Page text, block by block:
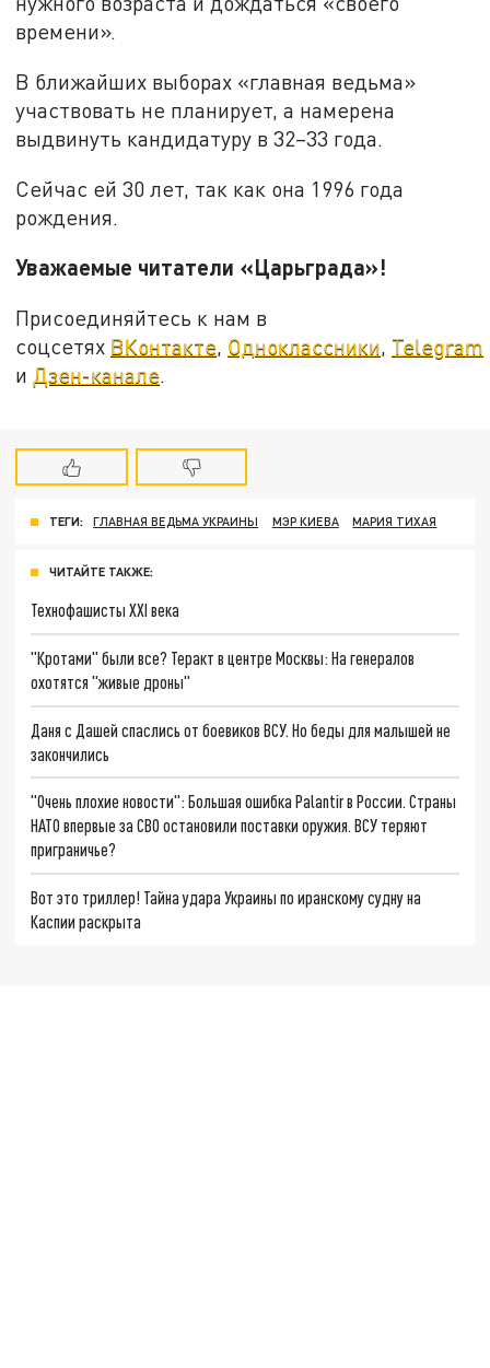
времени».
В ближайших выборах «главная ведьма»
участвовать не планирует, а намерена
выдвинуть кандидатуру в 32–33 года.
Сейчас ей 30 лет, так как она 1996 года
рождения.
Уважаемые читатели «Царьграда»!
Присоединяйтесь к нам в
соцсетях ВКонтакте, Одноклассники, Telegram
и Дзен-канале.
ТЕГИ: ГЛАВНАЯ ВЕДЬМА УКРАИНЫ МЭР КИЕВА МАРИЯ ТИХАЯ
ЧИТАЙТЕ ТАКЖЕ:
Технофашисты XXI века
"Кротами" были все? Теракт в центре Москвы: На генералов
охотятся "живые дроны"
Даня с Дашей спаслись от боевиков ВСУ. Но беды для малышей не
закончились
"Очень плохие новости": Большая ошибка Palantir в России. Страны
НАТО впервые за СВО остановили поставки оружия. ВСУ теряют
приграничье?
Вот это триллер! Тайна удара Украины по иранскому судну на
Каспии раскрыта